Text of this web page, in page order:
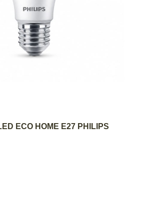
AL CARRITO
ECO HOME E27 PHILIPS